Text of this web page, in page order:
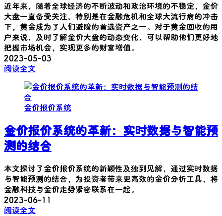
近年来，随着全球经济的不断波动和政治环境的不稳定，金价
大盘一直备受关注。特别是在金融危机和全球大流行病的冲击
下，黄金成为了人们避险的首选资产之一。对于黄金回收的用
户来说，及时了解金价大盘的动态变化，可以帮助他们更好地
把握市场机会，实现更多的财富增值。
2023-05-03
阅读全文
金价报价系统
金价报价系统的革新：实时数据与智能预
测的结合
本文探讨了金价报价系统的新颖性及独到见解，通过实时数据
与智能预测的结合，为投资者带来更高效的金价分析工具，将
金融科技与金价走势紧密联系在一起。
2023-06-11
阅读全文